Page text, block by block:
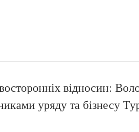
відносин:
уряду та бізнесу